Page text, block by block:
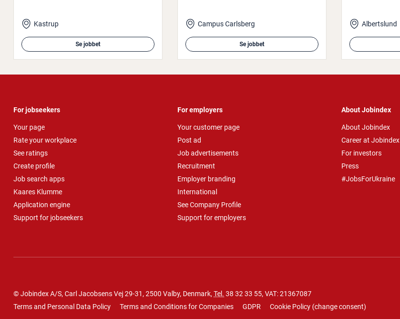
(ord­blin­de­un­der­vis­ning)
Kastrup
Se jobbet
Campus Carlsberg
Se jobbet
Albertslund
For jobseekers
Your page
Rate your workplace
See ratings
Create profile
Job search apps
Kaares Klumme
Application engine
Support for jobseekers
For employers
Your customer page
Post ad
Job advertisements
Recruitment
Employer branding
International
See Company Profile
Support for employers
About Jobindex
About Jobindex
Career at Jobindex
For investors
Press
#JobsForUkraine
© Jobindex A/S, Carl Jacobsens Vej 29-31, 2500 Valby, Denmark, Tel. 38 32 33 55, VAT: 21367087
Terms and Personal Data Policy
Terms and Conditions for Companies GDPR Cookie Policy (change consent)